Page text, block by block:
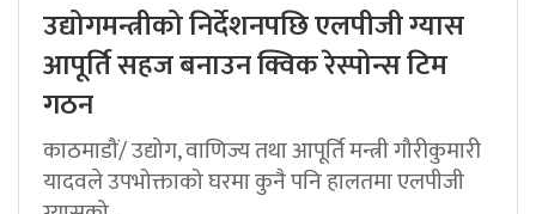
उद्योगमन्त्रीको निर्देशनपछि एलपीजी ग्यास
आपूर्ति सहज बनाउन क्विक रेस्पोन्स टिम
गठन
काठमाडौं/ उद्योग, वाणिज्य तथा आपूर्ति मन्त्री गौरीकुमारी
यादवले उपभोक्ताको घरमा कुनै पनि हालतमा एलपीजी